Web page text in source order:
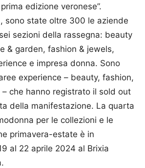
edizione veronese”.
sono state oltre 300 le aziende
sezioni della rassegna: beauty
& garden, fashion & jewels,
e impresa donna. Sono
experience – beauty, fashion,
che hanno registrato il sold out
della manifestazione. La quarta
per le collezioni e le
primavera-estate è in
al 22 aprile 2024 al Brixia